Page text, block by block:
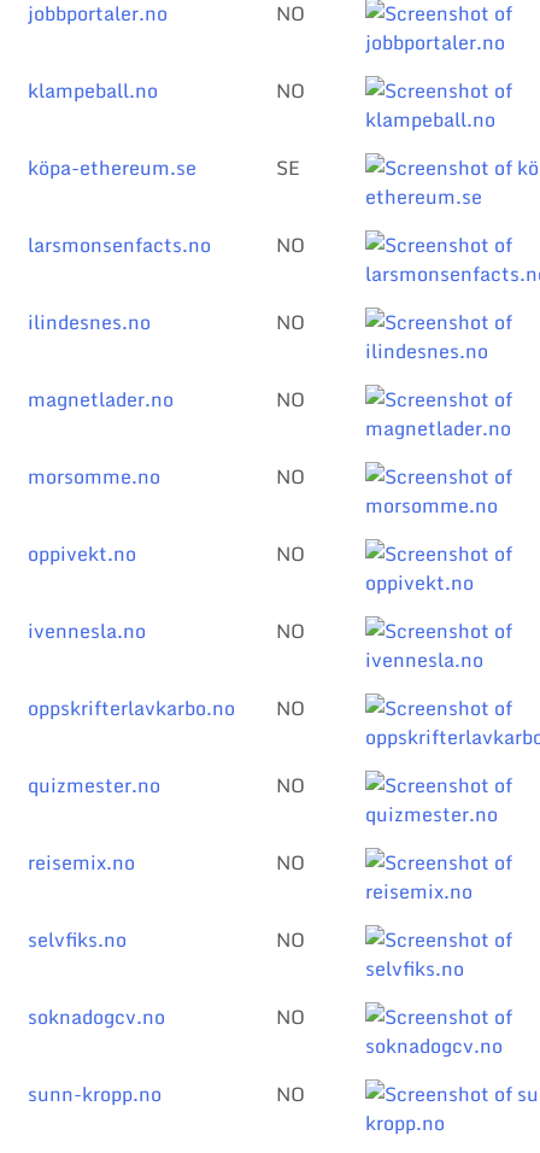
jobbportaler.no NO
klampeball.no NO
köpa-ethereum.se SE
larsmonsenfacts.no NO
ilindesnes.no NO
magnetlader.no NO
morsomme.no NO
oppivekt.no NO
ivennesla.no NO
oppskrifterlavkarbo.no NO
quizmester.no NO
reisemix.no NO
selvfiks.no NO
soknadogcv.no NO
sunn-kropp.no NO